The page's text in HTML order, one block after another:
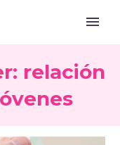
relación